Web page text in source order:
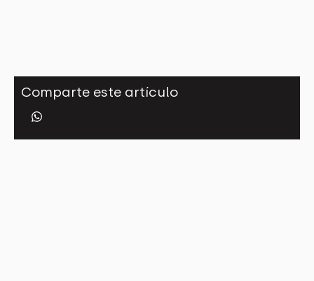
Comparte este artículo